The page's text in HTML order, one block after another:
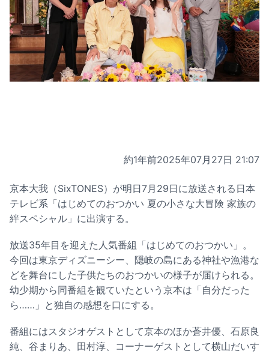
約1年前2025年07月27日 21:07
京本大我（SixTONES）が明日7月29日に放送される日本
テレビ系「はじめてのおつかい 夏の小さな大冒険 家族の
絆スペシャル」に出演する。
放送35年目を迎えた人気番組「はじめてのおつかい」。
今回は東京ディズニーシー、隠岐の島にある神社や漁港な
どを舞台にした子供たちのおつかいの様子が届けられる。
幼少期から同番組を観ていたという京本は「自分だった
ら……」と独自の感想を口にする。
番組にはスタジオゲストとして京本のほか蒼井優、石原良
純、谷まりあ、田村淳、コーナーゲストとして横山だいす